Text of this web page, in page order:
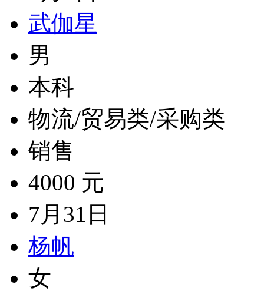
武伽星
男
本科
物流/贸易类/采购类
销售
4000 元
7月31日
杨帆
女